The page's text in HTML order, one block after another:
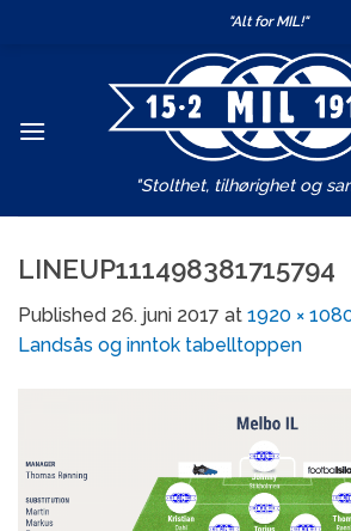
"Alt for MIL!"
"Stolthet, tilhørighet og
LINEUP111498381715794
Published 26. juni 2017 at 1920 ×
Landsås og inntok tabelltoppen